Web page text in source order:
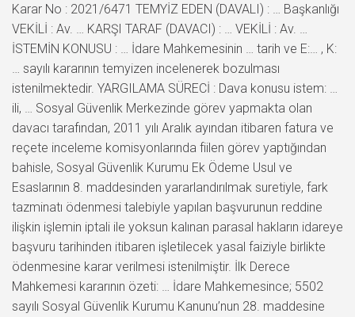
Karar No : 2021/6471 TEMYİZ EDEN (DAVALI) : … Başkanlığı
VEKİLİ : Av. … KARŞI TARAF (DAVACI) : … VEKİLİ : Av. …
İSTEMİN KONUSU : … İdare Mahkemesinin … tarih ve E:… , K:
… sayılı kararının temyizen incelenerek bozulması
istenilmektedir. YARGILAMA SÜRECİ : Dava konusu istem: …
ili, … Sosyal Güvenlik Merkezinde görev yapmakta olan
davacı tarafından, 2011 yılı Aralık ayından itibaren fatura ve
reçete inceleme komisyonlarında fiilen görev yaptığından
bahisle, Sosyal Güvenlik Kurumu Ek Ödeme Usul ve
Esaslarının 8. maddesinden yararlandırılmak suretiyle, fark
tazminatı ödenmesi talebiyle yapılan başvurunun reddine
ilişkin işlemin iptali ile yoksun kalınan parasal hakların idareye
başvuru tarihinden itibaren işletilecek yasal faiziyle birlikte
ödenmesine karar verilmesi istenilmiştir. İlk Derece
Mahkemesi kararının özeti: … İdare Mahkemesince; 5502
sayılı Sosyal Güvenlik Kurumu Kanunu’nun 28. maddesine